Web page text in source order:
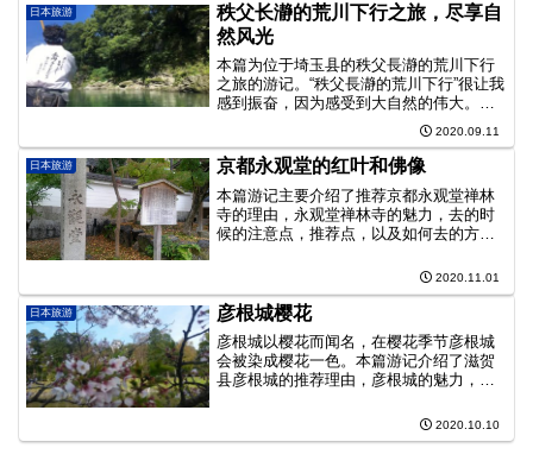
日本旅游
秩父长瀞的荒川下行之旅，尽享自
然风光
本篇为位于埼玉县的秩父長瀞的荒川下行
之旅的游记。“秩父長瀞的荒川下行”很让我
感到振奋，因为感受到大自然的伟大。荒
川下行是顺流而下划船的活动，周围充满
着不属于城市的大量负离子的空气和水流
声。顺着眼前流动着的河流乘船而下。从
首都圈也是可以一日游的距离。
2020.09.11
日本旅游 京都永观堂的红叶和佛像
本篇游记主要介绍了推荐京都永观堂禅林
寺的理由，永观堂禅林寺的魅力，去的时
候的注意点，推荐点，以及如何去的方
2020.11.01
日本旅游 彦根城樱花
彦根城以樱花而闻名，在樱花季节彦根城
会被染成樱花一色。本篇游记介绍了滋贺
县彦根城的推荐理由，彦根城的魅力，前
前往彦根城的方法・交通手段・最近的车
站·周边地图等信息。
2020.10.10